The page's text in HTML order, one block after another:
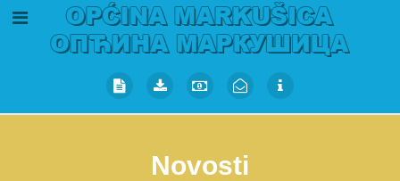
Novosti